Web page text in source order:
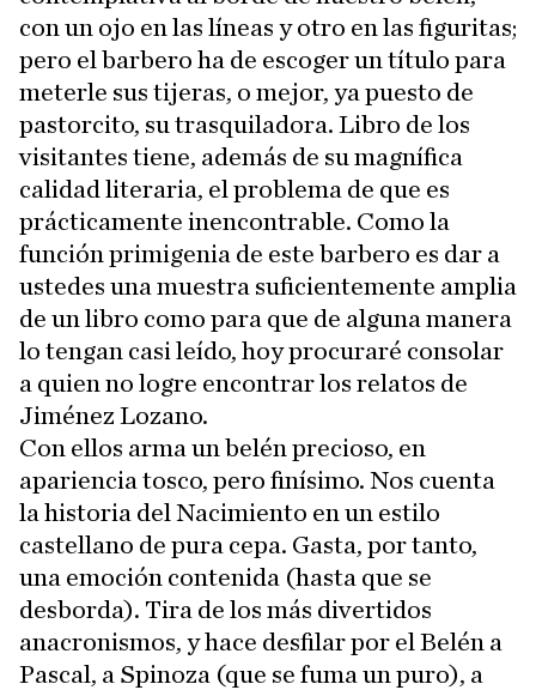
con un ojo en las líneas y otro en las figuritas;
pero el barbero ha de escoger un título para
meterle sus tijeras, o mejor, ya puesto de
pastorcito, su trasquiladora. Libro de los
visitantes tiene, además de su magnífica
calidad literaria, el problema de que es
prácticamente inencontrable. Como la
función primigenia de este barbero es dar a
ustedes una muestra suficientemente amplia
de un libro como para que de alguna manera
lo tengan casi leído, hoy procuraré consolar
a quien no logre encontrar los relatos de
Jiménez Lozano.
Con ellos arma un belén precioso, en
apariencia tosco, pero finísimo. Nos cuenta
la historia del Nacimiento en un estilo
castellano de pura cepa. Gasta, por tanto,
una emoción contenida (hasta que se
desborda). Tira de los más divertidos
anacronismos, y hace desfilar por el Belén a
Pascal, a Spinoza (que se fuma un puro), a